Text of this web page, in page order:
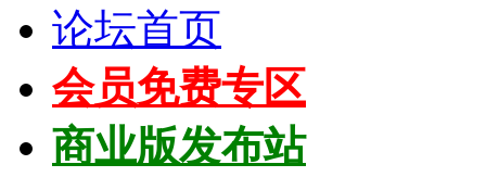
论坛首页
会员免费专区
商业版发布站